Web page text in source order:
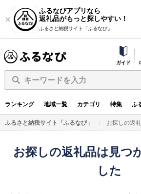
ふるなびアプリなら
返礼品がもっと探しやすい！
ふるさと納税サイト「ふるなび」
ガイド
キーワードを入力
ランキング 地域一覧 カテゴリ 特集 ふ
ふるさと納税サイト「ふるなび」 お探しの返
お探しの返礼品は見つ
した